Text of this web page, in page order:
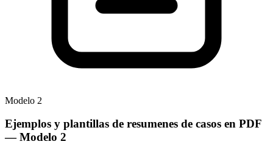
Modelo 2
Ejemplos y plantillas de resumenes de casos en PDF
— Modelo 2